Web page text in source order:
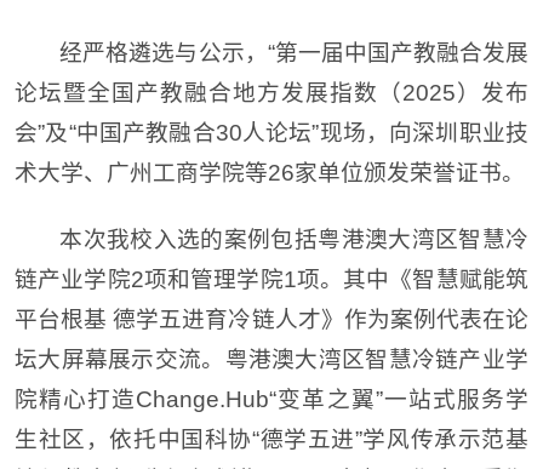
经严格遴选与公示，“第一届中国产教融合发展
论坛暨全国产教融合地方发展指数（2025）发布
会”及“中国产教融合30人论坛”现场，向深圳职业技
术大学、广州工商学院等26家单位颁发荣誉证书。
本次我校入选的案例包括粤港澳大湾区智慧冷
链产业学院2项和管理学院1项。其中《智慧赋能筑
平台根基 德学五进育冷链人才》作为案例代表在论
坛大屏幕展示交流。粤港澳大湾区智慧冷链产业学
院精心打造Change.Hub“变革之翼”一站式服务学
生社区，依托中国科协“德学五进”学风传承示范基